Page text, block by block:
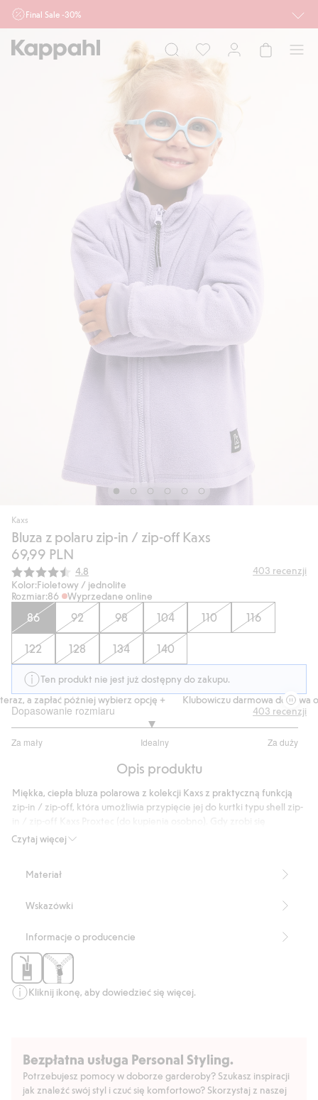
Final Sale -30%
działu outlet do 10.8 w sklepach Kappahl i Newbie oraz na kappahl.com. Ofert
nie łączymy
Mężczyzna
Kaxs
Bluza z polaru zip-in / zip-off Kaxs
69,99 PLN
Średnia ocena:
4.8 403 recenzji
Kolor:Fioletowy / jednolite
Rozmiar:86 Wyprzedane online
86 92 98 104 110 116
122 128 134 140
Ten produkt nie jest już dostępny do zakupu.
a zapłać później wybierz opcję +
Klubowiczu darmowa dostawa od
Dopasowanie rozmiaru
Za mały Idealny Za duży
na
324
głosów
403 recenzji
Opis produktu
Czytaj więcej
Miękka, ciepła bluza polarowa z kolekcji Kaxs z praktyczną funkcją
zip-in / zip-off, która umożliwia przypięcie jej do kurtki typu shell zip-
chłodniej, można łatwo przypiąć bluzę z polaru jako ciepłą
wygodny kołnierz z ochroną podbródka przed zamkiem
Funkcja zip-in / zip-off umożliwia przypięcie do kurtki typu shell
Wyłącznie w sprzedaży internetowej: rozmiar 74 i 80
Numer artykułu
Recycled Polyester
Materiał
Wskazówki
Informacje o producencie
Kliknij ikonę, aby dowiedzieć się więcej.
Bezpłatna usługa Personal Styling.
Potrzebujesz pomocy w doborze garderoby? Szukasz inspiracji
jak znaleźć swój styl i czuć się komfortowo? Skorzystaj z naszej